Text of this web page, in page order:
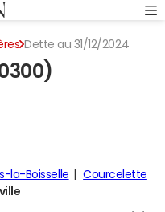
Dette au 31/12/2024
la-Boisselle
Courcelette